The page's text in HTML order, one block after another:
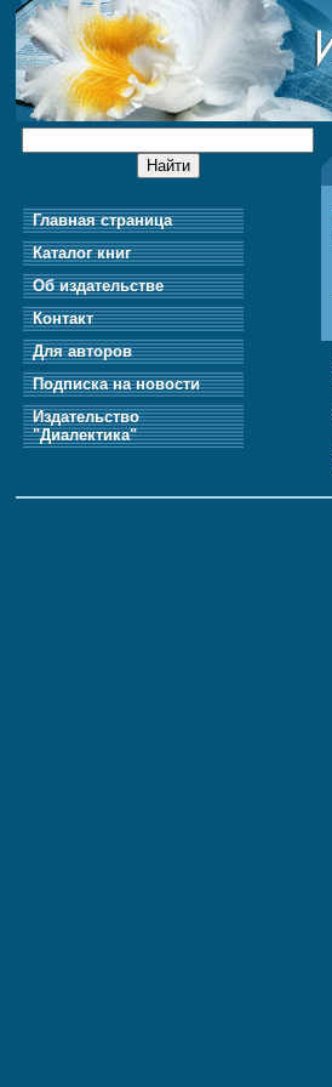
Главная страница
Каталог книг
Об издательстве
Контакт
Для авторов
Подписка на новости
Издательство
"Диалектика"